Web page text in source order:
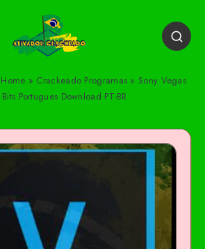
Home » Crackeado Programas »Sony Vegas
Portugues Download PT-BR